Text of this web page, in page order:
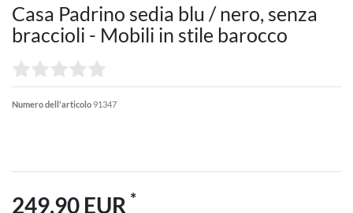
Casa Padrino sedia blu / nero, senza
braccioli - Mobili in stile barocco
Numero dell'articolo 91347
249,90 EUR *